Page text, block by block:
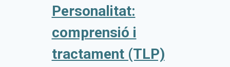
Personalitat:
comprensió i
tractament (TLP)